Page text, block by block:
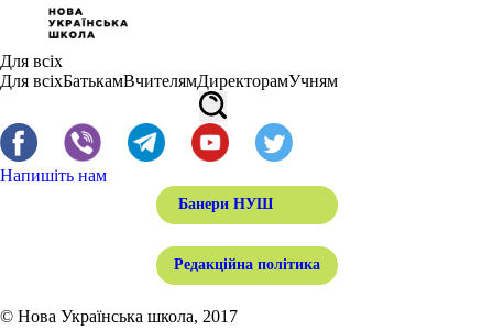
Для всіх
Для всіхБатькамВчителямДиректорамУчням
Напишіть нам
Банери НУШ
Редакційна політика
© Нова Українська школа, 2017